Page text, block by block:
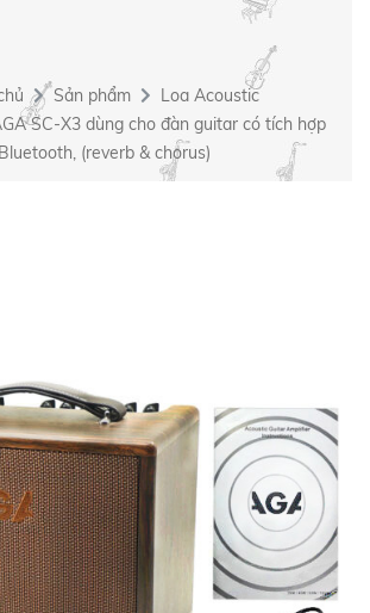
Sản phẩm
Loa Acoustic
SC-X3 dùng cho đàn guitar có tích hợp
Bluetooth, (reverb & chorus)